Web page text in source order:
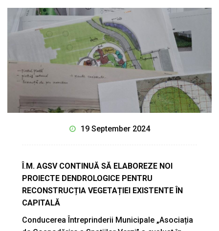
19 September 2024
. M. AGSV CONTINUĂ SĂ ELABOREZE NOI
PROIECTE DENDROLOGICE PENTRU
RECONSTRUCȚIA VEGETAȚIEI EXISTENTE ÎN
CAPITALĂ
Conducerea Întreprinderii Municipale „Asociația